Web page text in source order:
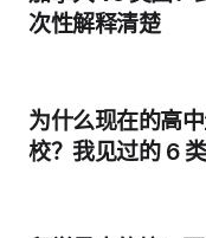
次性解释清楚
为什么现在的高
校？我见过的 6